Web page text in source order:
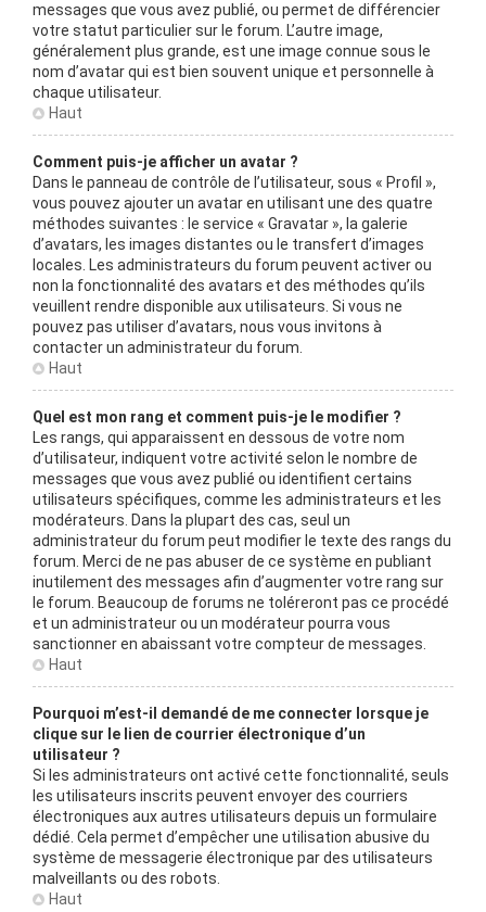
messages que vous avez publié, ou permet de différencier
votre statut particulier sur le forum. L’autre image,
généralement plus grande, est une image connue sous le
nom d’avatar qui est bien souvent unique et personnelle à
chaque utilisateur.
Haut
Comment puis-je afficher un avatar ?
Dans le panneau de contrôle de l’utilisateur, sous « Profil »,
vous pouvez ajouter un avatar en utilisant une des quatre
méthodes suivantes : le service « Gravatar », la galerie
d’avatars, les images distantes ou le transfert d’images
locales. Les administrateurs du forum peuvent activer ou
non la fonctionnalité des avatars et des méthodes qu’ils
veuillent rendre disponible aux utilisateurs. Si vous ne
pouvez pas utiliser d’avatars, nous vous invitons à
contacter un administrateur du forum.
Haut
Quel est mon rang et comment puis-je le modifier ?
Les rangs, qui apparaissent en dessous de votre nom
d’utilisateur, indiquent votre activité selon le nombre de
messages que vous avez publié ou identifient certains
utilisateurs spécifiques, comme les administrateurs et les
modérateurs. Dans la plupart des cas, seul un
administrateur du forum peut modifier le texte des rangs du
forum. Merci de ne pas abuser de ce système en publiant
inutilement des messages afin d’augmenter votre rang sur
le forum. Beaucoup de forums ne toléreront pas ce procédé
et un administrateur ou un modérateur pourra vous
sanctionner en abaissant votre compteur de messages.
Haut
Pourquoi m’est-il demandé de me connecter lorsque je
clique sur le lien de courrier électronique d’un
utilisateur ?
Si les administrateurs ont activé cette fonctionnalité, seuls
les utilisateurs inscrits peuvent envoyer des courriers
électroniques aux autres utilisateurs depuis un formulaire
dédié. Cela permet d’empêcher une utilisation abusive du
système de messagerie électronique par des utilisateurs
malveillants ou des robots.
Haut